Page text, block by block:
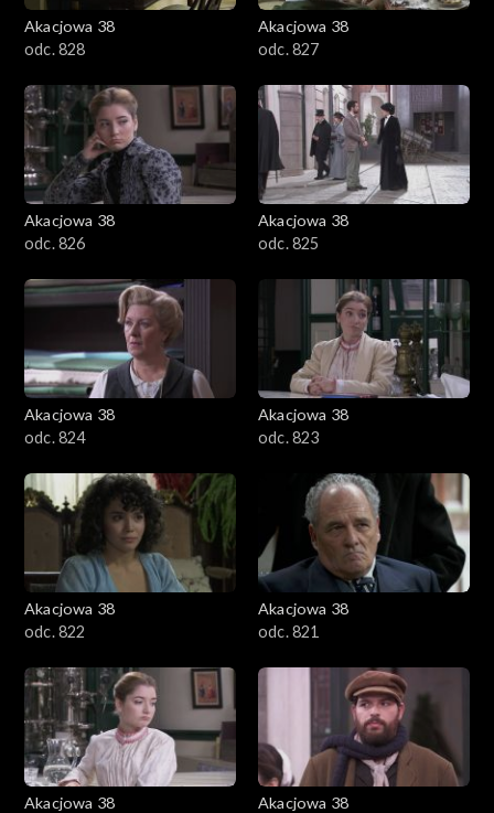
Akacjowa 38
odc. 828
Akacjowa 38
odc. 827
Akacjowa 38
odc. 826
Akacjowa 38
odc. 825
Akacjowa 38
odc. 824
Akacjowa 38
odc. 823
Akacjowa 38
odc. 822
Akacjowa 38
odc. 821
Akacjowa 38
Akacjowa 38